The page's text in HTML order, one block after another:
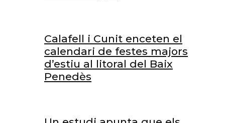
Calafell i Cunit enceten el
calendari de festes majors
d’estiu al litoral del Baix
Penedès